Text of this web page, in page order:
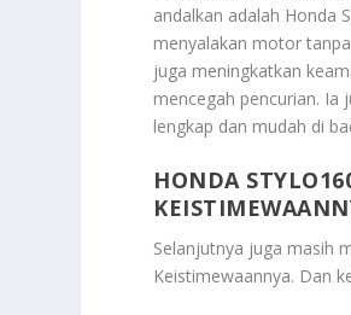
andalkan adalah Honda
menyalakan motor
juga meningkatkan
mencegah pencurian. Ia
lengkap dan mudah di
HONDA
Selanjutnya juga masih
Keistimewaannya. Dan